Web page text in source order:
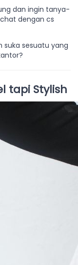
dan ingin tanya-
dengan cs
suka sesuatu yang
tapi Stylish